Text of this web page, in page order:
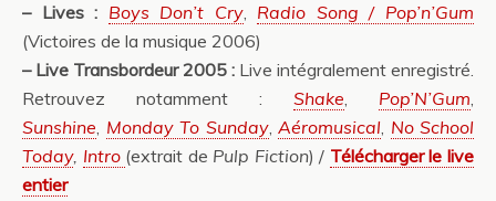
– Lives : Boys Don’t Cry, Radio Song / Pop’n’Gum
(Victoires de la musique 2006)
– Live Transbordeur 2005 : Live intégralement enregistré.
Retrouvez notamment : Shake, Pop’N’Gum,
Sunshine, Monday To Sunday, Aéromusical, No School
Today, Intro (extrait de Pulp Fiction) / Télécharger le live
entier